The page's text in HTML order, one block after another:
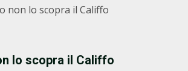
non lo scopra il Califfo
lo scopra il Califfo